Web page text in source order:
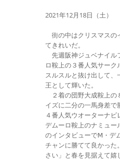
2021年12月18日（土）
街の中はクリスマスの
てきれいだ。
先週阪神ジュベナイル
ロ鞍上の３番人気サー
スルスルと抜け出して
王として輝いた。
２着の団野大成鞍上の
イズに二分の一馬身差
４番人気ウオーターナ
デムーロ鞍上のナミュー
のインタビューでⅯ・デ
チャンに勝てて良かっ
さい」と春を見据えて嬉